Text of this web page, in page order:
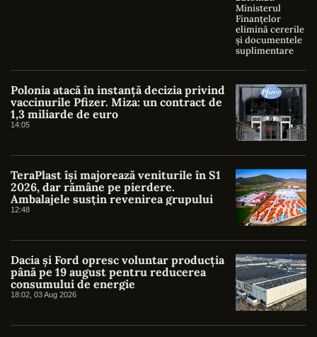
Polonia atacă în instanță decizia privind
vaccinurile Pfizer. Miza: un contract de
1,3 miliarde de euro
14:05
TeraPlast își majorează veniturile în S1
2026, dar rămâne pe pierdere.
Ambalajele susțin revenirea grupului
12:48
Dacia și Ford opresc voluntar producția
până pe 19 august pentru reducerea
consumului de energie
18:02, 03 Aug 2026